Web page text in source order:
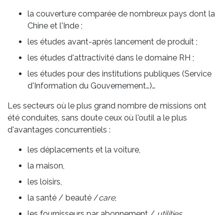
la couverture comparée de nombreux pays dont la
Chine et l'Inde ;
les études avant-après lancement de produit ;
les études d'attractivité dans le domaine RH ;
les études pour des institutions publiques (Service
d'Information du Gouvernement…)…
Les secteurs où le plus grand nombre de missions ont
été conduites, sans doute ceux où l'outil a le plus
d'avantages concurrentiels :
les déplacements et la voiture,
la maison,
les loisirs,
la santé / beauté /care,